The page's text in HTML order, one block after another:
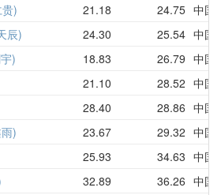
) 21.18 24.75 中国
辰) 24.30 25.54 中国
) 18.83 26.79 中国
21.10 28.52 中国
28.40 28.86 中国
) 23.67 29.32 中国
25.93 34.63 中国
32.89 36.26 中国